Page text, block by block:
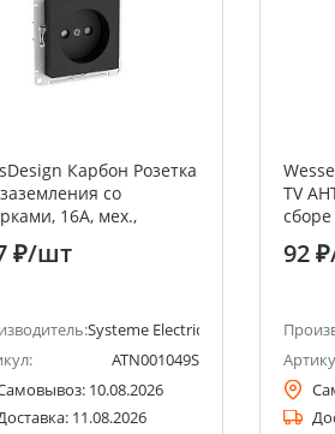
Electric)
Карбон Розетка
со
16А, мех.,
клемм
₽/шт
Systeme Electric (ранее Schneider
ATN001049S
10.08.2026
11.08.2026
TV
92 ₽